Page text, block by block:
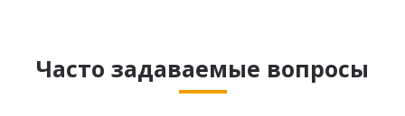
Часто задаваемые вопросы